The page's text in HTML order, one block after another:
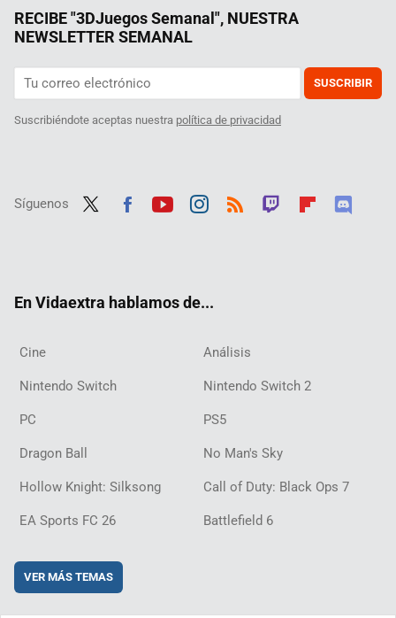
RECIBE "3DJuegos Semanal", NUESTRA
NEWSLETTER SEMANAL
SUSCRIBIR
Suscribiéndote aceptas nuestra política de privacidad
Síguenos
En Vidaextra hablamos de...
Cine Análisis
Nintendo Switch Nintendo Switch 2
PC PS5
Dragon Ball No Man's Sky
Hollow Knight: Silksong Call of Duty: Black Ops 7
EA Sports FC 26 Battlefield 6
VER MÁS TEMAS